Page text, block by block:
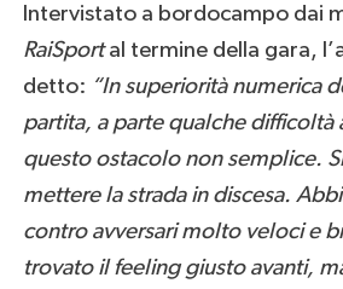
Intervistato a bordocampo dai
RaiSport al termine della gara,
detto: “In superiorità numerica
partita, a parte qualche difficoltà
questo ostacolo non semplice.
mettere la strada in discesa.
contro avversari molto veloci e
trovato il feeling giusto avanti,